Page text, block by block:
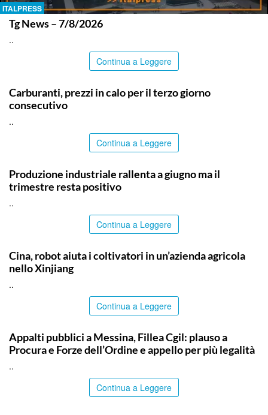
ITALPRESS
Tg News – 7/8/2026
..
Continua a Leggere
Carburanti, prezzi in calo per il terzo giorno
consecutivo
..
Continua a Leggere
Produzione industriale rallenta a giugno ma il
trimestre resta positivo
..
Continua a Leggere
Cina, robot aiuta i coltivatori in un’azienda agricola
nello Xinjiang
..
Continua a Leggere
Appalti pubblici a Messina, Fillea Cgil: plauso a
Procura e Forze dell’Ordine e appello per più legalità
..
Continua a Leggere